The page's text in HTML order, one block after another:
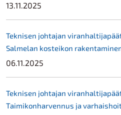
13.11.2025
Teknisen johtajan
Salmelan kosteikon
06.11.2025
Teknisen johtajan
Taimikonharvennus ja